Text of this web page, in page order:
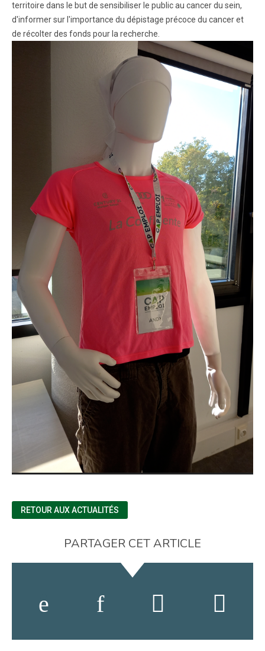
territoire dans le but de sensibiliser le public au cancer du sein,
d'informer sur l'importance du dépistage précoce du cancer et
de récolter des fonds pour la recherche.
RETOUR AUX ACTUALITÉS
PARTAGER CET ARTICLE